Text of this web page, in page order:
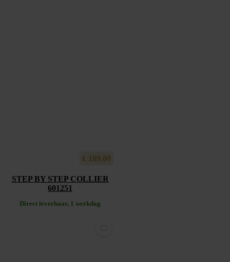
€ 189,00
STEP BY STEP COLLIER
601251
Direct leverbaar, 1 werkdag